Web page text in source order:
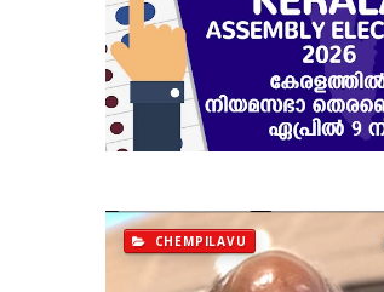
CHEMPILAVU